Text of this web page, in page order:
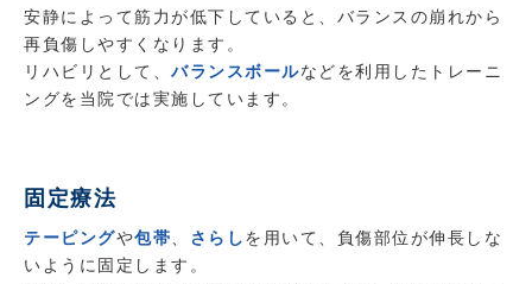
安静によって筋力が低下していると、バランスの崩れから
再負傷しやすくなります。
リハビリとして、 バランスボールなどを利用したトレーニ
ングを当院では実施しています。
固定療法
テーピングや包帯 さらしを用いて、負傷部位が伸長しな
いように固定します。